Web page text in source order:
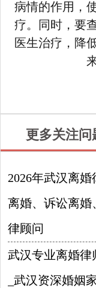
病情的作用，
疗。同时，要
医生治疗，降
更多关注问
2026年武汉离
离婚、诉讼离婚
律顾问
武汉专业离婚律
_武汉资深婚姻